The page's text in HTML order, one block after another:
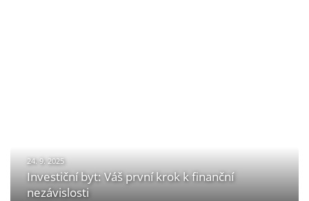
24. 9. 2025
Investiční byt: Váš první krok k finanční
nezávislosti